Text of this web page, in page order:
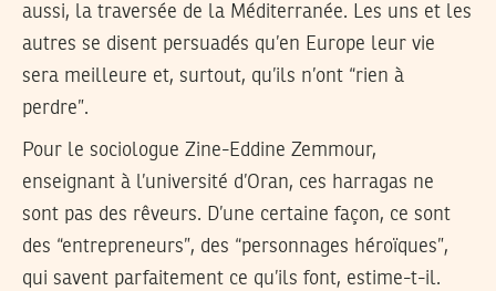
aussi, la traversée de la Méditerranée. Les uns et les
autres se disent persuadés qu’en Europe leur vie
sera meilleure et, surtout, qu’ils n’ont “rien à
perdre”.
Pour le sociologue Zine-Eddine Zemmour,
enseignant à l’université d’Oran, ces harragas ne
sont pas des rêveurs. D’une certaine façon, ce sont
des “entrepreneurs”, des “personnages héroïques”,
qui savent parfaitement ce qu’ils font, estime-t-il.